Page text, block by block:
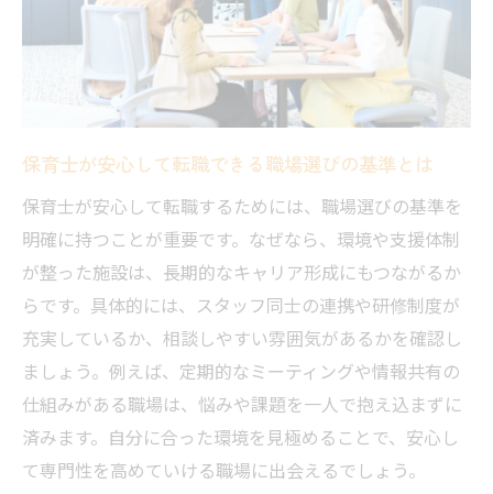
チームで支える現場だからこそのやりがい
保育士の魅力が際立つ放課後等デイサービ
ス現場
専門性を活かす職場選びのコツ
放課後等デイサービスで専門性が活かせる
職場の見極め方
保育士が自分に合う職場を選ぶポイント
発達支援に強い放課後等デイサービスの特
徴
専門性を高めたい保育士必見の職場選びの
工夫
現場で活きるスキルを伸ばせる環境を探す
方法
放課後等デイサービスで長く働ける理由を
保育士が安心して転職できる職場選びの基準とは
保育士が安心して転職するためには、職場選びの基準を
明確に持つことが重要です。なぜなら、環境や支援体制
が整った施設は、長期的なキャリア形成にもつながるか
らです。具体的には、スタッフ同士の連携や研修制度が
充実しているか、相談しやすい雰囲気があるかを確認し
ましょう。例えば、定期的なミーティングや情報共有の
仕組みがある職場は、悩みや課題を一人で抱え込まずに
済みます。自分に合った環境を見極めることで、安心し
て専門性を高めていける職場に出会えるでしょう。